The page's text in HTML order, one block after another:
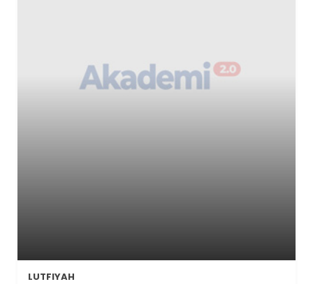
LUTFIYAH